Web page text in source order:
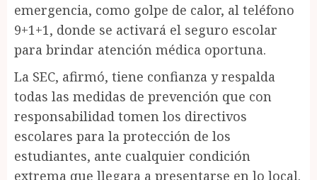
emergencia, como golpe de calor, al teléfono
9+1+1, donde se activará el seguro escolar
para brindar atención médica oportuna.
La SEC, afirmó, tiene confianza y respalda
todas las medidas de prevención que con
responsabilidad tomen los directivos
escolares para la protección de los
estudiantes, ante cualquier condición
extrema que llegara a presentarse en lo local.